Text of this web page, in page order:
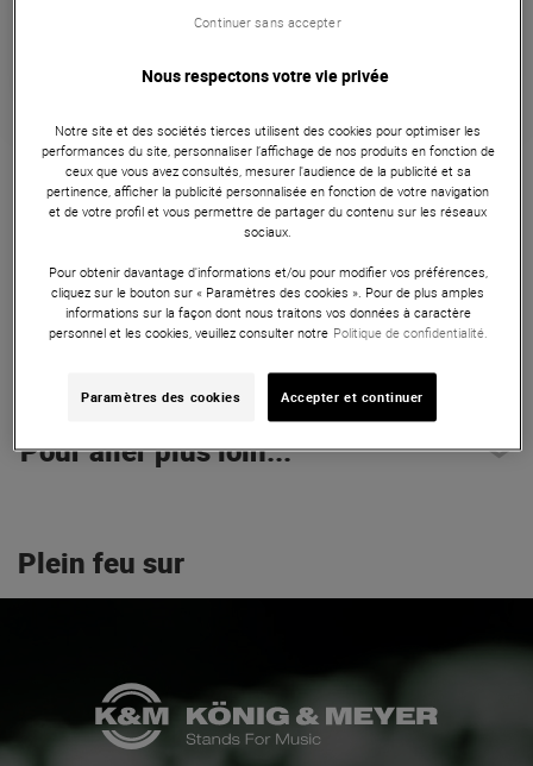
Retrait magasin en 3 jour(s)
Garantie5 ans
Microphones
Pied télescopique de scène à embase circulaire noire anti-
vibrations.
ARTICLE N° 54097
Pour aller plus loin...
Plein feu sur
Nous respectons votre vie privée
Notre site et des sociétés tierces utilisent des cookies pour optimiser les
performances du site, personnaliser l’affichage de nos produits en fonction de
ceux que vous avez consultés, mesurer l'audience de la publicité et sa
pertinence, afficher la publicité personnalisée en fonction de votre navigation
et de votre profil et vous permettre de partager du contenu sur les réseaux
sociaux.
Pour obtenir davantage d'informations et/ou pour modifier vos préférences,
cliquez sur le bouton sur « Paramètres des cookies ». Pour de plus amples
informations sur la façon dont nous traitons vos données à caractère
personnel et les cookies, veuillez consulter notre Politique de confidentialité.
Paramètres des cookies Accepter et continuer
Continuer sans accepter